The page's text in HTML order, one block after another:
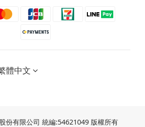
體中文
份有限公司 統編:54621049 版權所有